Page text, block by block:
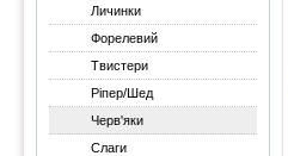
Личинки
Форелевий
Твистери
Ріпер/Шед
Черв'яки
Слаги